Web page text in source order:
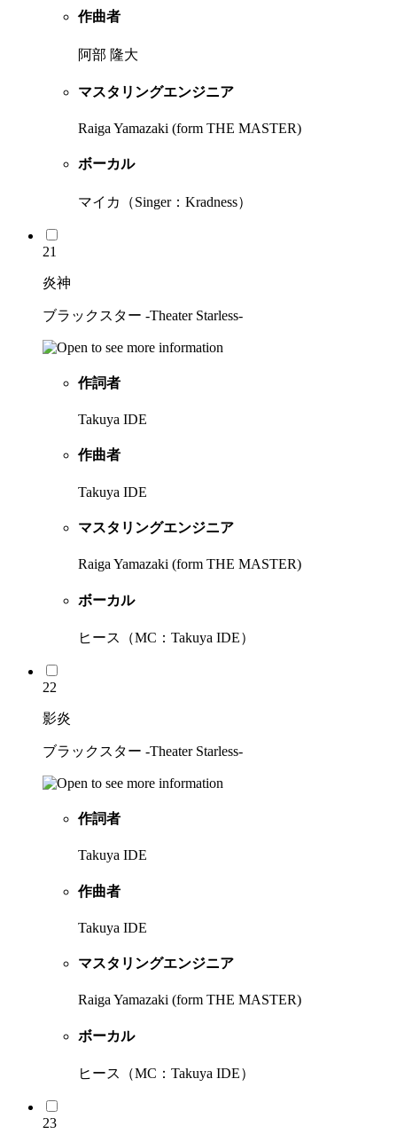
作曲者
阿部 隆大
マスタリングエンジニア
Raiga Yamazaki (form THE MASTER)
ボーカル
マイカ（Singer：Kradness）
21
炎神
ブラックスター -Theater Starless-
作詞者
Takuya IDE
作曲者
Takuya IDE
マスタリングエンジニア
Raiga Yamazaki (form THE MASTER)
ボーカル
ヒース（MC：Takuya IDE）
22
影炎
ブラックスター -Theater Starless-
作詞者
Takuya IDE
作曲者
Takuya IDE
マスタリングエンジニア
Raiga Yamazaki (form THE MASTER)
ボーカル
ヒース（MC：Takuya IDE）
23